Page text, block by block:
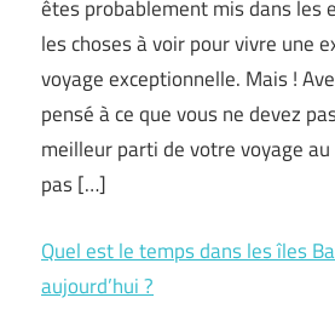
êtes probablement mis dans les
les choses à voir pour vivre une
voyage exceptionnelle. Mais !
pensé à ce que vous ne devez
meilleur parti de votre voyage au
pas […]
Quel est le temps dans les îles
aujourd’hui ?